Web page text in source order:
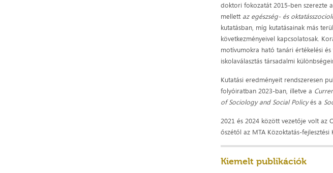
doktori fokozatát 2015-ben szerezte
mellett az egészség- és
kutatásban, míg kutatásainak más
következményeivel kapcsolatosak.
motívumokra ható tanári értékelési
iskolaválasztás társadalmi
Kutatási eredményeit rendszeresen
folyóiratban 2023-ban, illetve a
of Sociology and Social Policyés a
2021 és 2024 között vezetője volt az
őszétől az MTA Közoktatás-
Kiemelt publikációk